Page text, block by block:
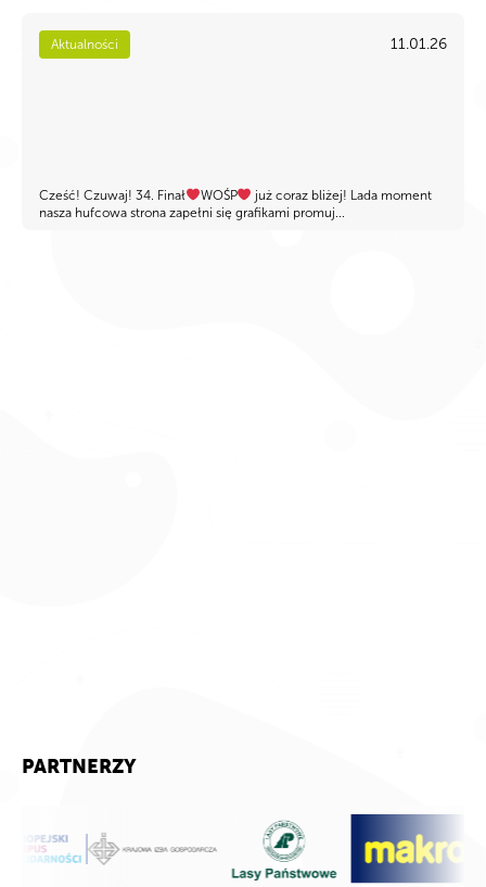
Aktualności 11.01.26
Cześć! Czuwaj! 34. Finał WOŚP
już coraz bliżej! Lada moment
nasza hufcowa strona zapełni się grafikami promuj...
PARTNERZY